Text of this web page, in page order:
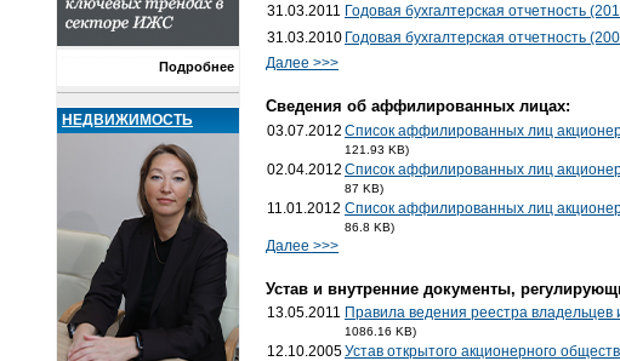
Подробнее
НЕДВИЖИМОСТЬ
31.03.2011 Годовая бухгалтерская отчетность
31.03.2010 Годовая бухгалтерская отчетность
Далее >>>
Cведения об аффилированных лицах:
03.07.2012 Список аффилированных лиц
121.93 KB)
02.04.2012 Список аффилированных лиц
87 KB)
11.01.2012 Список аффилированных лиц
86.8 KB)
Далее >>>
Устав и внутренние документы,
13.05.2011 Правила ведения реестра
1086.16 KB)
12.10.2005Устав открытого акционерного